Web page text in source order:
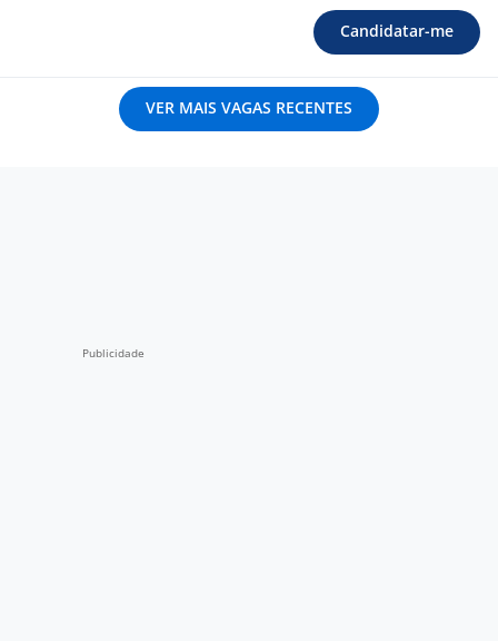
Candidatar-me
VER MAIS VAGAS RECENTES